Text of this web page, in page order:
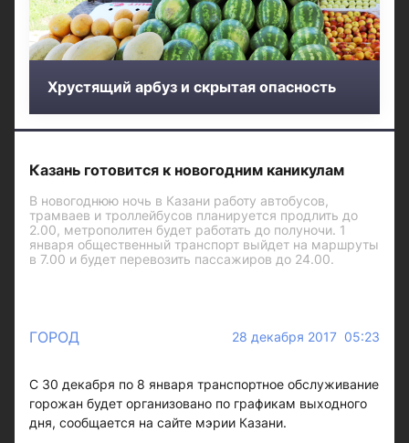
Хрустящий арбуз и скрытая опасность
Казань готовится к новогодним каникулам
В новогоднюю ночь в Казани работу автобусов,
трамваев и троллейбусов планируется продлить до
2.00, метрополитен будет работать до полуночи. 1
января общественный транспорт выйдет на маршруты
в 7.00 и будет перевозить пассажиров до 24.00.
ГОРОД 28 декабря 2017 05:23
С 30 декабря по 8 января транспортное обслуживание
горожан будет организовано по графикам выходного
дня, сообщается на сайте мэрии Казани.